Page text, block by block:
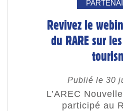
Revivez le
du RARE sur
Publié le 30
L’AREC
participé au